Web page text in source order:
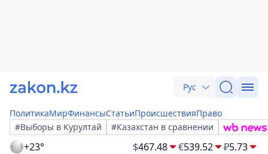
Рус
ПолитикаМирФинансыСтатьиПроисшествияПраво
#Выборы в Курултай
#Казахстан в сравнении
+23° $467.48 €539.52 ₽5.73